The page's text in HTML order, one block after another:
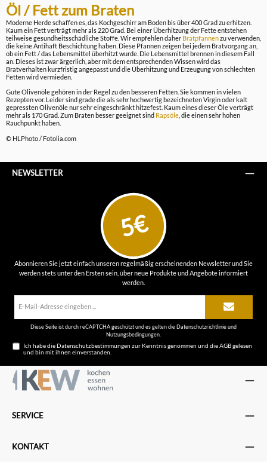
Öl / Fett zum Braten
Moderne Herde schaffen es, das Kochgeschirr am Boden bis über 400 Grad zu erhitzen.
Kaum ein Fett verträgt mehr als 220 Grad. Bei einer Überhitzung der Fette entstehen
teilweise gesundheitsschädliche Stoffe. Wir empfehlen daher Bratpfannenzu verwenden,
die keine Antihaft Beschichtung haben. Diese Pfannen zeigen bei jedem Bratvorgang an,
ob ein Fett / das Lebensmittel überhitzt wurde. Die Lebensmittel brennen in diesem Fall
an. Dieses ist zwar ärgerlich, aber mit dem entsprechenden Wissen wird das
Bratverhalten kurzfristig angepasst und die Überhitzung und Erzeugung von schlechten
Fetten wird vermieden.
Gute Olivenöle gehören in der Regel zu den besseren Fetten. Sie kommen in vielen
Rezepten vor. Leider sind grade die als sehr hochwertig bezeichneten Virgin oder kalt
gepressten Olivenöle nur sehr eingeschränkt hitzefest. Kaum eines dieser Öle verträgt
mehr als 170 Grad. Zum Braten besser geeignet sind Rapsöle , die einen sehr hohen
Rauchpunkt haben.
© HLPhoto / Fotolia.com
NEWSLETTER
5€
Abonnieren Sie jetzt einfach unseren regelmäßig erscheinenden Newsletter und Sie
werden stets unter den Ersten sein, über neue Produkte und Angebote informiert
werden.
Diese Seite ist durch reCAPTCHA geschützt und es gelten die Datenschutzrichtlinieund
Nutzungsbedingungen.
Ich habe dieDatenschutzbestimmungen zur Kenntnis genommen und dieAGBgelesen
und bin mit ihnen einverstanden.
SERVICE
KONTAKT